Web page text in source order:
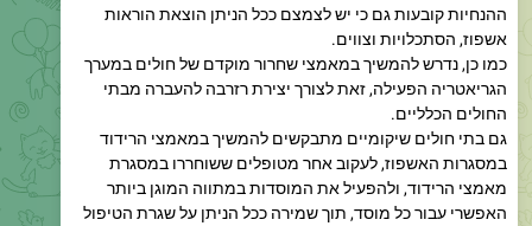
כמו כן, נדרש להמשיך במאמצי שחרור מוקדם של חולים במערך
הגריאטריה הפעילה, זאת לצורך יצירת רזרבה להעברה מבתי
החולים הכלליים.
גם בתי חולים שיקומיים מתבקשים להמשיך במאמצי הרידוד
במסגרות האשפוז, לעקוב אחר מטופלים ששוחררו במסגרת
מאמצי הרידוד, ולהפעיל את המוסדות במתווה המוגן ביותר
האפשרי עבור כל מוסד, תוך שמירה ככל הניתן על שגרת הטיפול
השיקומי.
כלל טיפות החלב תהיינה סגורות מחר. לשכות הבריאות יפעלו